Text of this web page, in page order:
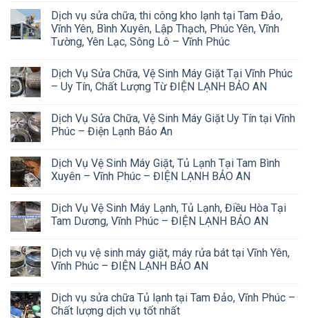
Dịch vụ sửa chữa, thi công kho lạnh tại Tam Đảo,
Vĩnh Yên, Bình Xuyên, Lập Thạch, Phúc Yên, Vĩnh
Tường, Yên Lạc, Sông Lô – Vĩnh Phúc
Dịch Vụ Sửa Chữa, Vệ Sinh Máy Giặt Tại Vĩnh Phúc
– Uy Tín, Chất Lượng Từ ĐIỆN LẠNH BẢO AN
Dịch Vụ Sửa Chữa, Vệ Sinh Máy Giặt Uy Tín tại Vĩnh
Phúc – Điện Lạnh Bảo An
Dịch Vụ Vệ Sinh Máy Giặt, Tủ Lạnh Tại Tam Bình
Xuyên – Vĩnh Phúc – ĐIỆN LẠNH BẢO AN
Dịch Vụ Vệ Sinh Máy Lạnh, Tủ Lạnh, Điều Hòa Tại
Tam Dương, Vĩnh Phúc – ĐIỆN LẠNH BẢO AN
Dịch vụ vệ sinh máy giặt, máy rửa bát tại Vĩnh Yên,
Vĩnh Phúc – ĐIỆN LẠNH BẢO AN
Dịch vụ sửa chữa Tủ lạnh tại Tam Đảo, Vĩnh Phúc –
Chất lượng dịch vụ tốt nhất